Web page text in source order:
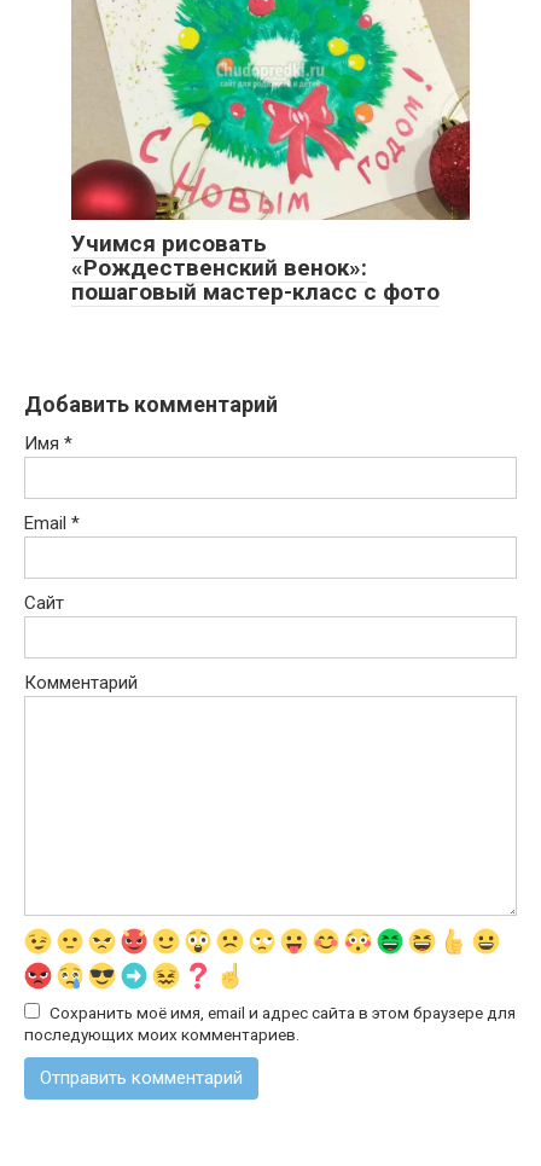
Учимся рисовать
«Рождественский венок»:
пошаговый мастер-класс с фото
Добавить комментарий
Имя *
Email *
Сайт
Комментарий
Сохранить моё имя, email и адрес сайта в этом браузере для
последующих моих комментариев.